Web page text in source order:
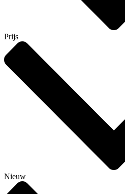
Prijs
Nieuw